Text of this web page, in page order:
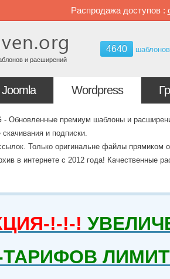
Распродажа доступов :
и расширений
4640 шаблонов
Joomla Wordpress
- Обновленные премиум шаблоны и
и подписки.
Только оригинальне файлы прямиком
в интернете с 2012 года! Качественные
!-!-!